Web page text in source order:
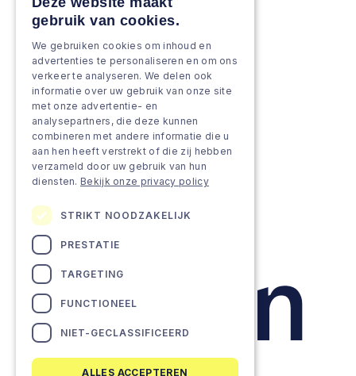
Versterken & verbreden
Groeien & innoveren
Aanpak
Projecten
Team as a service
gebruik van cookies.
We gebruiken cookies om inhoud en
advertenties te personaliseren en om ons
verkeer te analyseren. We delen ook
informatie over uw gebruik van onze site
met onze advertentie- en
analysepartners, die deze kunnen
combineren met andere informatie die u
aan hen heeft verstrekt of die zij hebben
verzameld door uw gebruik van hun
diensten. Bekijk onze privacy policy
STRIKT NOODZAKELIJK
PRESTATIE
TARGETING
FUNCTIONEEL
NIET-GECLASSIFICEERD
ALLES ACCEPTEREN